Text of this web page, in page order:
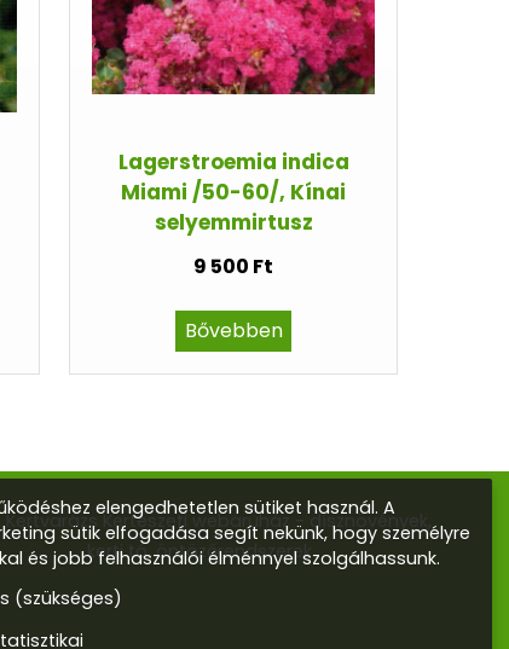
Lagerstroemia indica
Miami /50-60/, Kínai
selyemmirtusz
9 500 Ft
Bővebben
Kertvarázs Kertészeti webáruház - dísznövények,
kerti tó, öntözőrendszerek
elengedhetetlen sütiket használ. A
sütik elfogadása segít nekünk, hogy személyre
és jobb felhasználói élménnyel szolgálhassunk.
(szükséges)